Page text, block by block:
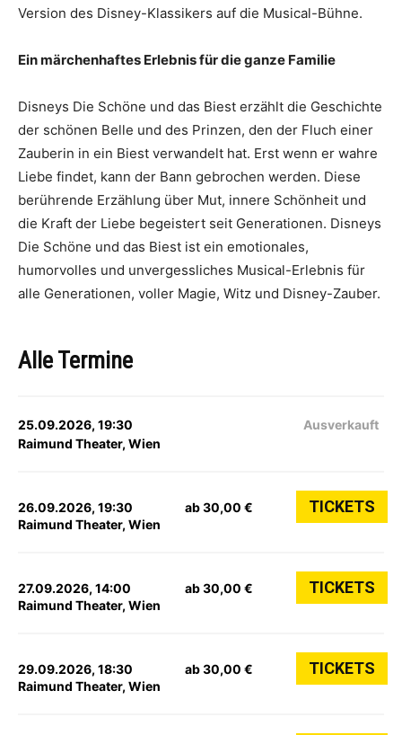
Version des Disney-Klassikers auf die Musical-Bühne.
Ein märchenhaftes Erlebnis für die ganze Familie
Disneys Die Schöne und das Biest erzählt die Geschichte
der schönen Belle und des Prinzen, den der Fluch einer
Zauberin in ein Biest verwandelt hat. Erst wenn er wahre
Liebe findet, kann der Bann gebrochen werden. Diese
berührende Erzählung über Mut, innere Schönheit und
die Kraft der Liebe begeistert seit Generationen. Disneys
Die Schöne und das Biest ist ein emotionales,
humorvolles und unvergessliches Musical-Erlebnis für
alle Generationen, voller Magie, Witz und Disney-Zauber.
Alle Termine
25.09.2026, 19:30
Raimund Theater, Wien
Ausverkauft
26.09.2026, 19:30
Raimund Theater, Wien
ab 30,00 € TICKETS
27.09.2026, 14:00
Raimund Theater, Wien
ab 30,00 € TICKETS
29.09.2026, 18:30
Raimund Theater, Wien
ab 30,00 € TICKETS